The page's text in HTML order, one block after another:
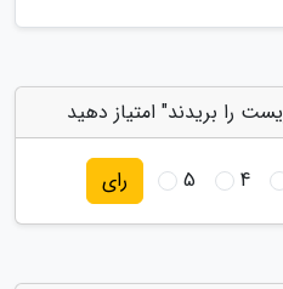
را بریدند" امتیاز دهید
4
5 رای